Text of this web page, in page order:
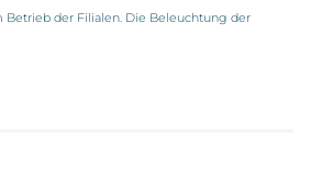
der Filialen. Die Beleuchtung der